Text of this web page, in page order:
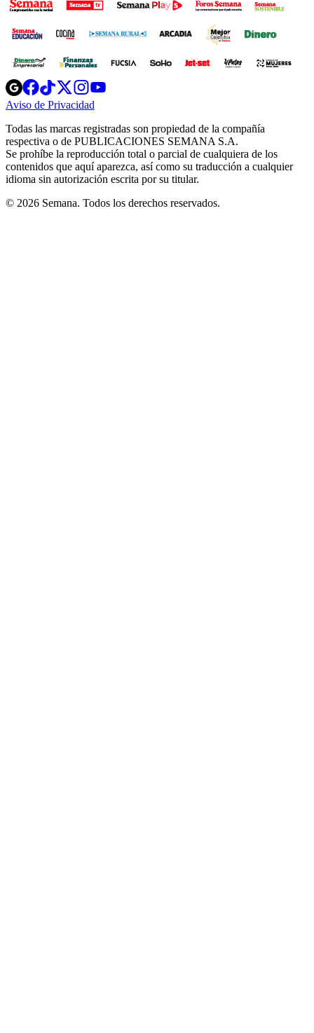
Opens
in
new
Opens
in
new
Opens
in
new
window
Opens
new
windowwindow
Aviso de Privacidad
new
window
Todas las marcas registradas son propiedad de la compañía
respectiva o de PUBLICACIONES SEMANA S.A.
Se prohíbe la reproducción total o parcial de cualquiera de los
contenidos que aquí aparezca, así como su traducción a cualquier
idioma sin autorización escrita por su titular.
© 2026 Semana. Todos los derechos reservados.